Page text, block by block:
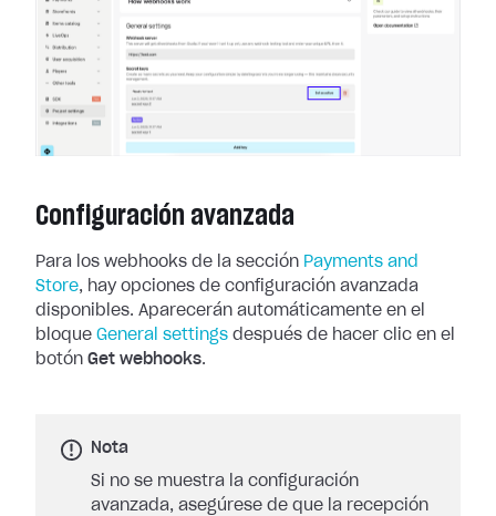
Configuración avanzada
Para los webhooks de la sección Payments and
Store, hay opciones de configuración avanzada
disponibles. Aparecerán automáticamente en el
bloque General settings después de hacer clic en el
botón Get webhooks.
Nota
Si no se muestra la configuración
avanzada, asegúrese de que la recepción